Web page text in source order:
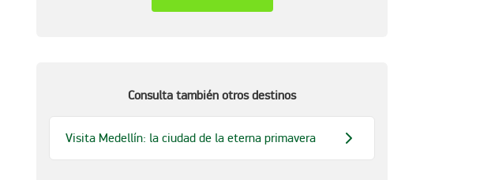
Consulta también otros destinos
Visita Medellín: la ciudad de la eterna primavera